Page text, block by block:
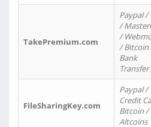
TakePremium.com
Paypal /
/
/
/ Bitcoin
Bank
Transfer
FileSharingKey.com
Paypal /
Credit
Bitcoin /
Altcoins